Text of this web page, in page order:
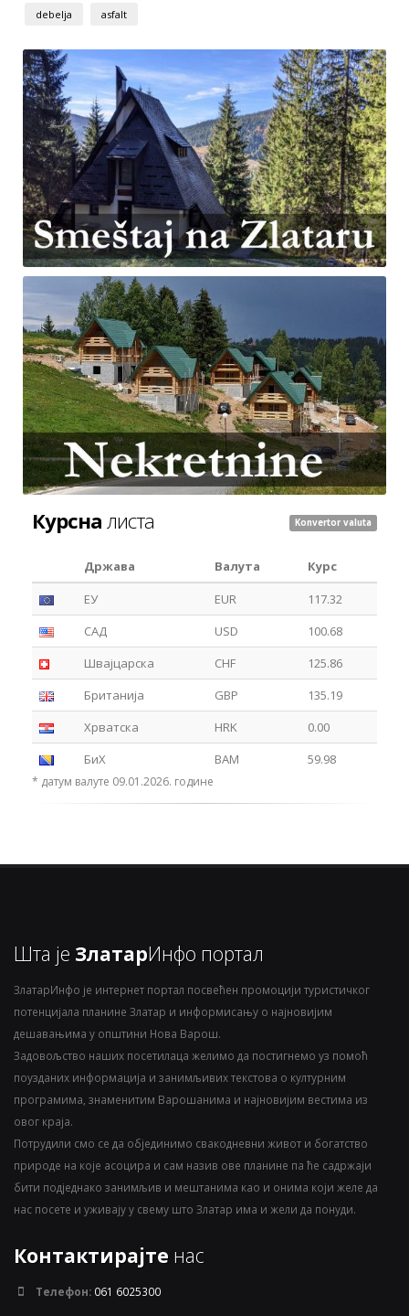
debelja asfalt
Курсна листа Konvertor valuta
Држава Валута
Курс
ЕУ
EUR
117.32
САД
USD
100.68
Швајцарска
CHF
125.86
Британија
GBP
135.19
Хрватска
HRK
0.00
БиХ
BAM 59.98
* датум валуте 09.01.2026. године
Шта је ЗлатарИнфо портал
ЗлатарИнфо је интернет портал посвећен промоцији туристичког
потенцијала планине Златар и информисању о најновијим
дешавањима у општини Нова Варош.
Задовољство наших посетилаца желимо да постигнемо уз помоћ
поузданих информација и занимљивих текстова о културним
програмима, знаменитим Варошанима и најновијим вестима из
овог краја.
Потрудили смо се да објединимо свакодневни живот и богатство
природе на које асоцира и сам назив ове планине па ће садржаји
бити подједнако занимљив и мештанима као и онима који желе да
нас посете и уживају у свему што Златар има и жели да понуди.
Контактирајте нас
Телефон: 061 6025300